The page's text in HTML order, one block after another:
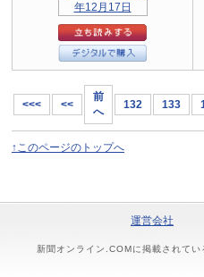
<<< <<
前
へ
132 133
↑このページのトップへ
運営会社
新聞オンライン.COMに掲載されて